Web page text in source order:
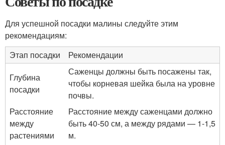
Для успешной посадки малины следуйте этим
рекомендациям:
Этап посадки
Рекомендации
Глубина
посадки
Саженцы должны быть посажены так,
чтобы корневая шейка была на уровне
почвы.
Расстояние
между
растениями
Расстояние между саженцами должно
быть 40-50 см, а между рядами — 1-1,5
м.